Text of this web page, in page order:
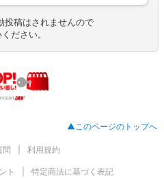
投稿はされませんので
ださい。
▲このページのトップへ
問 利用規約
ト 特定商法に基づく表記